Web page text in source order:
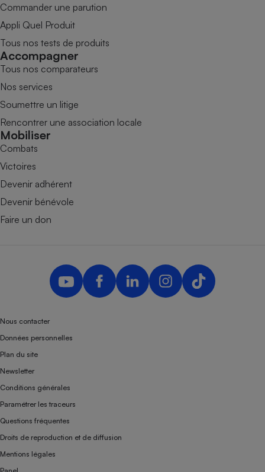
Commander une parution
Appli Quel Produit
Tous nos tests de produits
Accompagner
Tous nos comparateurs
Nos services
Soumettre un litige
Rencontrer une association locale
Mobiliser
Combats
Victoires
Devenir adhérent
Devenir bénévole
Faire un don
Nous contacter
Données personnelles
Plan du site
Newsletter
Conditions générales
Paramétrer les traceurs
Questions fréquentes
Droits de reproduction et de diffusion
Mentions légales